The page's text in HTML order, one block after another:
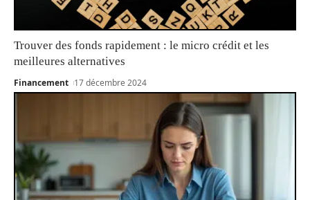
Trouver des fonds rapidement : le micro crédit et les
meilleures alternatives
Financement 17 décembre 2024